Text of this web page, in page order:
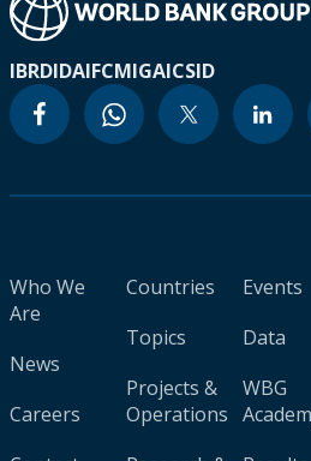
IBRDIDAIFCMIGAICSID
Who We
Are
News
Careers
Countries
Topics
Projects &
Operations
Events
Data
WBG